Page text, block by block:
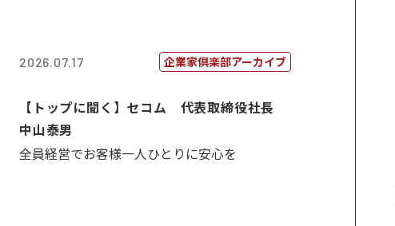
2026.07.17 企業家倶楽部アーカイブ
【トップに聞く】セコム 代表取締役社長
中山泰男
全員経営でお客様一人ひとりに安心を